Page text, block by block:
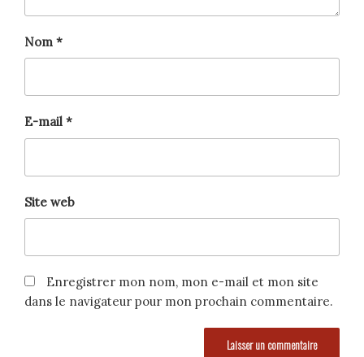
Nom *
E-mail *
Site web
Enregistrer mon nom, mon e-mail et mon site
dans le navigateur pour mon prochain commentaire.